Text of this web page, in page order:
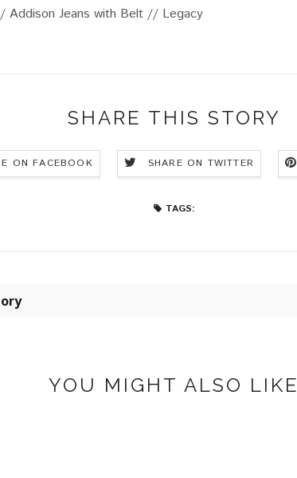
Addison Jeans with Belt // Legacy
SHARE THIS STORY
ON FACEBOOK SHARE ON TWITTER
TAGS:
YOU MIGHT ALSO LIKE